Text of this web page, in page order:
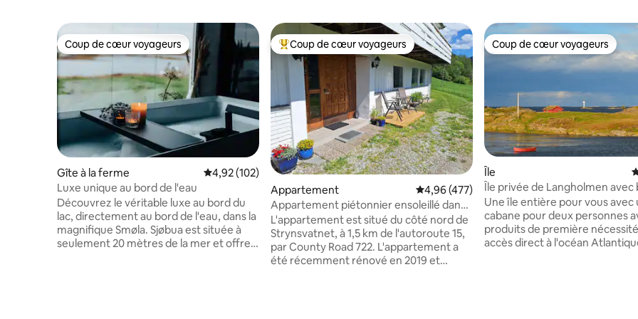
Coup de cœur voyageurs
Coup de cœur voyageurs
Gîte à la ferme Évaluation moyenne sur la base de 102 commentaires : 4,92 sur 5
4,92 (102)
Luxe unique au bord de l'eau
Découvrez le véritable luxe au bord du
lac, directement au bord de l'eau, dans la
magnifique Smøla. Sjøbua est située à
seulement 20 mètres de la mer et offre
Coups de cœur voyageurs les plus appréciés
Coup de cœur voyageurs
Appartement Évaluation moyenne sur la base de 477
4,96 (477)
Appartement piétonnier ensoleillé dans
une belle nature à Strynsvatn
L'appartement est situé du côté nord de
Strynsvatnet, à 1,5 km de l'autoroute 15,
par County Road 722. L'appartement a
été récemment rénové en 2019 et
Coup de cœur voyageurs
Coup de cœur voyageurs
Île
Île privée de Langholmen avec
rames
Une île entière pour vous avec
cabane pour deux personnes
produits de première
accès direct à l'océan